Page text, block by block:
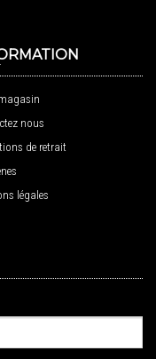
nous
de retrait
légales